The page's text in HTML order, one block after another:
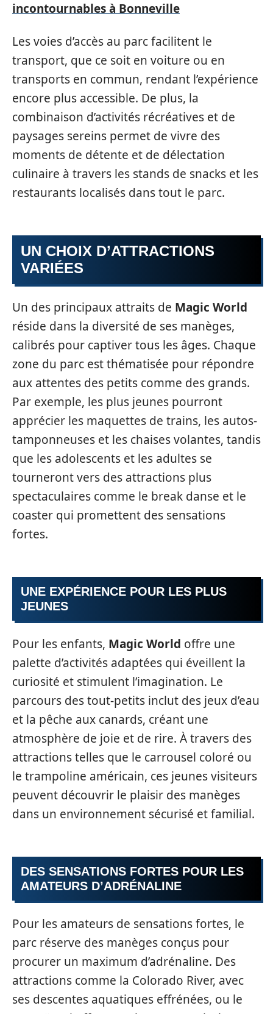
incontournables à Bonneville
Les voies d’accès au parc facilitent le
transport, que ce soit en voiture ou en
transports en commun, rendant l’expérience
encore plus accessible. De plus, la
combinaison d’activités récréatives et de
paysages sereins permet de vivre des
moments de détente et de délectation
culinaire à travers les stands de snacks et les
restaurants localisés dans tout le parc.
UN CHOIX D’ATTRACTIONS
VARIÉES
Un des principaux attraits de Magic World
réside dans la diversité de ses manèges,
calibrés pour captiver tous les âges. Chaque
zone du parc est thématisée pour répondre
aux attentes des petits comme des grands.
Par exemple, les plus jeunes pourront
apprécier les maquettes de trains, les autos-
tamponneuses et les chaises volantes, tandis
que les adolescents et les adultes se
tourneront vers des attractions plus
spectaculaires comme le break danse et le
coaster qui promettent des sensations
fortes.
UNE EXPÉRIENCE POUR LES PLUS
JEUNES
Pour les enfants, Magic World offre une
palette d’activités adaptées qui éveillent la
curiosité et stimulent l’imagination. Le
parcours des tout-petits inclut des jeux d’eau
et la pêche aux canards, créant une
atmosphère de joie et de rire. À travers des
attractions telles que le carrousel coloré ou
le trampoline américain, ces jeunes visiteurs
peuvent découvrir le plaisir des manèges
dans un environnement sécurisé et familial.
DES SENSATIONS FORTES POUR LES
AMATEURS D’ADRÉNALINE
Pour les amateurs de sensations fortes, le
parc réserve des manèges conçus pour
procurer un maximum d’adrénaline. Des
attractions comme la Colorado River, avec
ses descentes aquatiques effrénées, ou le